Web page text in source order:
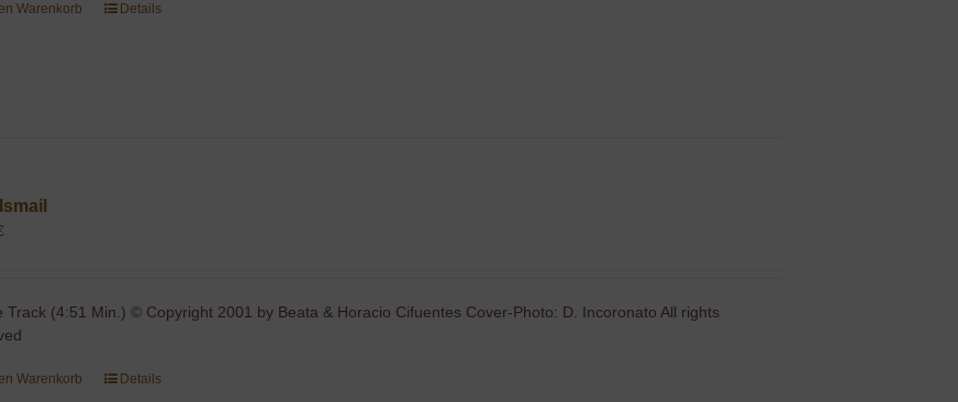
Warenkorb Details
Track (4:51 Min.) © Copyright 2001 by Beata & Horacio Cifuentes Cover-Photo: D. Incoronato All rights
Warenkorb Details